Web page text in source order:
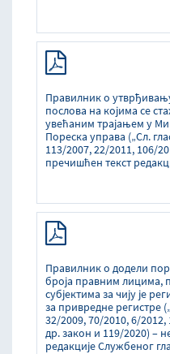
Правилник о
послова на којима се
увећаним трајањем у
Пореска управа („Сл.
113/2007, 22/2011, 106/
пречишћен текст
Правилник о додели
броја правним лицима,
субјектима за чију је
за привредне регистре
32/2009, 70/2010, 6/
др. закон и 119/2020) –
редакције Службеног